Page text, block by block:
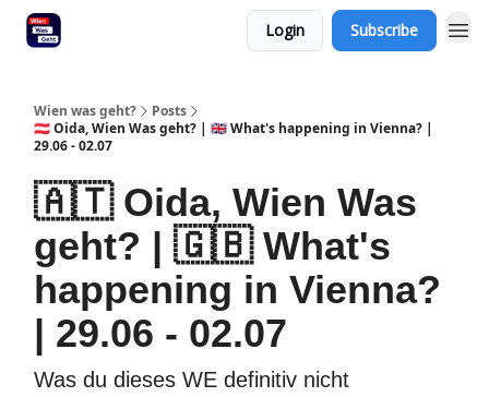
Login Subscribe
Wien was geht?
Posts
🇦🇹 Oida, Wien Was geht? | 🇬🇧 What's happening in Vienna? |
29.06 - 02.07
🇦🇹 Oida, Wien Was
geht? | 🇬🇧 What's
happening in Vienna?
| 29.06 - 02.07
Was du dieses WE definitiv nicht